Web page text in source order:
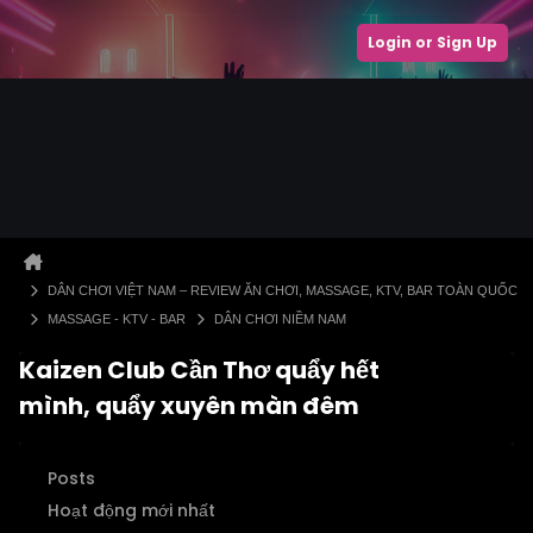
Login or Sign Up
DÂN CHƠI VIỆT NAM – REVIEW ĂN CHƠI, MASSAGE, KTV, BAR TOÀN QUỐC
MASSAGE - KTV - BAR
DÂN CHƠI NIỀM NAM
Kaizen Club Cần Thơ quẩy hết
mình, quẩy xuyên màn đêm
Posts
Hoạt động mới nhất